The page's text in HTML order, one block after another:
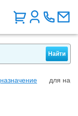
для